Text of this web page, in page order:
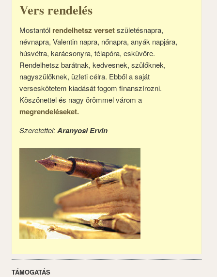
Vers rendelés
Mostantól rendelhetsz versetszületésnapra,
névnapra, Valentin napra, nőnapra, anyák napjára,
húsvétra, karácsonyra, télapóra, esküvőre.
Rendelhetsz barátnak, kedvesnek, szülőknek,
nagyszülőknek, üzleti célra. Ebből a saját
verseskötetem kiadását fogom finanszírozni.
Köszönettel és nagy örömmel várom a
megrendeléseket.
Szeretettel:Aranyosi Ervin
TÁMOGATÁS